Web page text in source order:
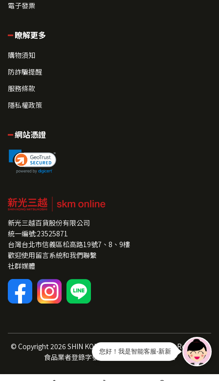
電子發票
瞭解更多
購物須知
防詐騙提醒
服務條款
隱私權政策
網站憑證
新光三越百貨股份有限公司
統一編號:23525871
台灣台北市信義區松高路19號7、8、9樓
歡迎使用留言系統和我們聯繫
社群媒體
© Copyright2026 SHIN KONG MITSUKOSHI All Rights Reserved.
食品業者登錄字號：A-123525871-00000-1
您好！我是智能客服-新新